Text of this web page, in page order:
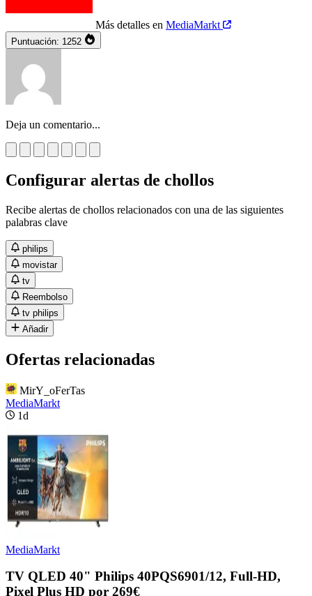
Más detalles en MediaMarkt
Puntuación: 1252
Deja un comentario...
Configurar alertas de chollos
Recibe alertas de chollos relacionados con una de las siguientes
palabras clave
philips
movistar
tv
Reembolso
tv philips
Añadir
Ofertas relacionadas
MirY_oFerTas
MediaMarkt
1d
MediaMarkt
TV QLED 40" Philips 40PQS6901/12, Full-HD,
Pixel Plus HD por 269€